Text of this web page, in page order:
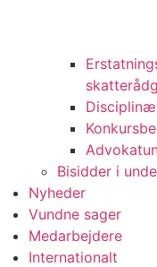
Bisidder i
Nyheder
Vundne sager
Medarbejdere
Internationalt